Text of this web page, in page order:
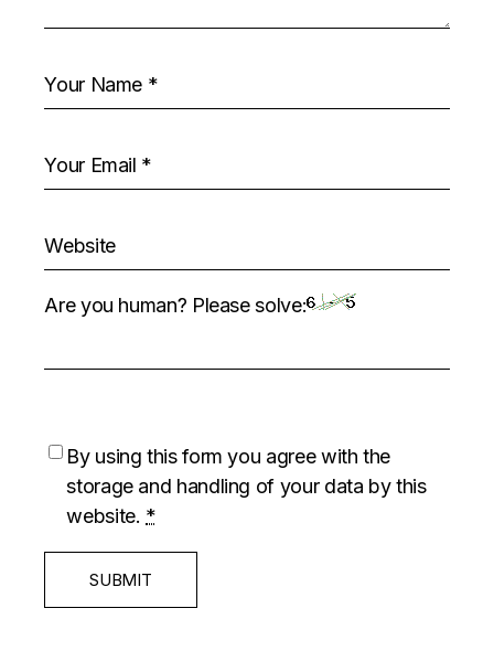
Are you human? Please solve:
By using this form you agree with the
storage and handling of your data by this
website. *
SUBMIT